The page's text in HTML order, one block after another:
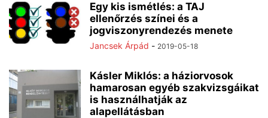
Egy kis ismétlés: a TAJ
ellenőrzés színei és a
jogviszonyrendezés menete
Jancsek Árpád - 2019-05-18
Kásler Miklós: a háziorvosok
hamarosan egyéb szakvizsgáikat
is használhatják az
alapellátásban